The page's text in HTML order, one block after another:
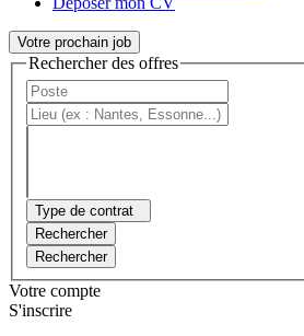
Votre prochain job
Rechercher des offres
Type de contrat
Rechercher
Rechercher
Votre compte
S'inscrire